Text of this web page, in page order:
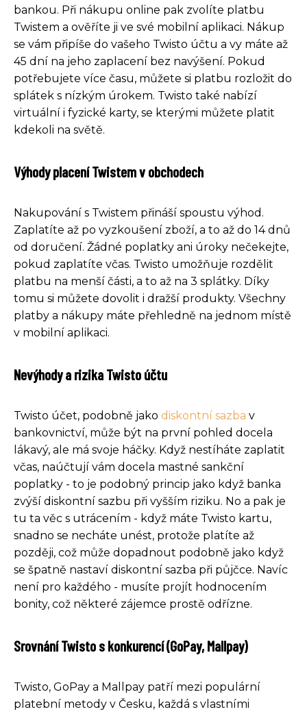
bankou. Při nákupu online pak zvolíte platbu
Twistem a ověříte ji ve své mobilní aplikaci. Nákup
se vám připíše do vašeho Twisto účtu a vy máte až
45 dní na jeho zaplacení bez navýšení. Pokud
potřebujete více času, můžete si platbu rozložit do
splátek s nízkým úrokem. Twisto také nabízí
virtuální i fyzické karty, se kterými můžete platit
kdekoli na světě.
Výhody placení Twistem v obchodech
Nakupování s Twistem přináší spoustu výhod.
Zaplatíte až po vyzkoušení zboží, a to až do 14 dnů
od doručení. Žádné poplatky ani úroky nečekejte,
pokud zaplatíte včas. Twisto umožňuje rozdělit
platbu na menší části, a to až na 3 splátky. Díky
tomu si můžete dovolit i dražší produkty. Všechny
platby a nákupy máte přehledně na jednom místě
v mobilní aplikaci.
Nevýhody a rizika Twisto účtu
Twisto účet, podobně jako diskontní sazba v
bankovnictví, může být na první pohled docela
lákavý, ale má svoje háčky. Když nestíháte zaplatit
včas, naúčtují vám docela mastné sankční
poplatky - to je podobný princip jako když banka
zvýší diskontní sazbu při vyšším riziku. No a pak je
tu ta věc s utrácením - když máte Twisto kartu,
snadno se necháte unést, protože platíte až
později, což může dopadnout podobně jako když
se špatně nastaví diskontní sazba při půjčce. Navíc
není pro každého - musíte projít hodnocením
bonity, což některé zájemce prostě odřízne.
Srovnání Twisto s konkurencí (GoPay, Mallpay)
Twisto, GoPay a Mallpay patří mezi populární
platební metody v Česku, každá s vlastními